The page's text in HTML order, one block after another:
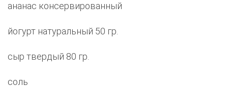
ананас консервированный
йогурт натуральный 50 гр.
сыр твердый 80 гр.
соль